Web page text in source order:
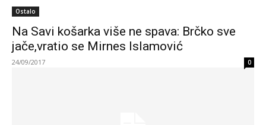
Ostalo
Na Savi košarka više ne spava: Brčko sve
jače,vratio se Mirnes Islamović
24/09/2017 0